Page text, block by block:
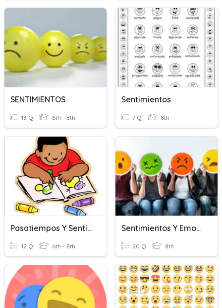
SENTIMIENTOS
13 Q 6th - 8th
Sentimientos
7 Q 8th
Pasatiempos Y Sentimientos
12 Q 6th - 8th
Sentimientos Y Emociones En Español
20 Q 8th